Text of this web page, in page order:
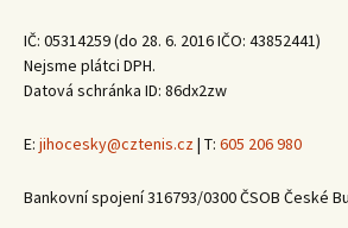
IČ: 05314259 (do 28. 6. 2016 IČO: 43852441)
Nejsme plátci DPH.
Datová schránka ID: 86dx2zw
E: jihocesky@cztenis.cz| T: 605 206 980
Bankovní spojení 316793/0300 ČSOB České